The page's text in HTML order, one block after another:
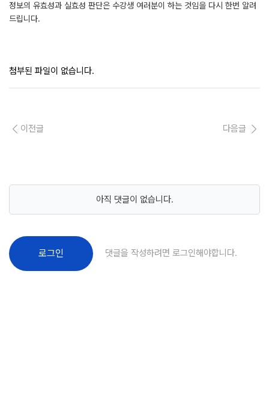
정보의 유효성과 실효성 판단은 수강생 여러분이 하는 것임을 다시 한번 알려
드립니다.
첨부된 파일이 없습니다.
이전글 다음글
아직 댓글이 없습니다.
로그인 댓글을 작성하려면 로그인해야합니다.